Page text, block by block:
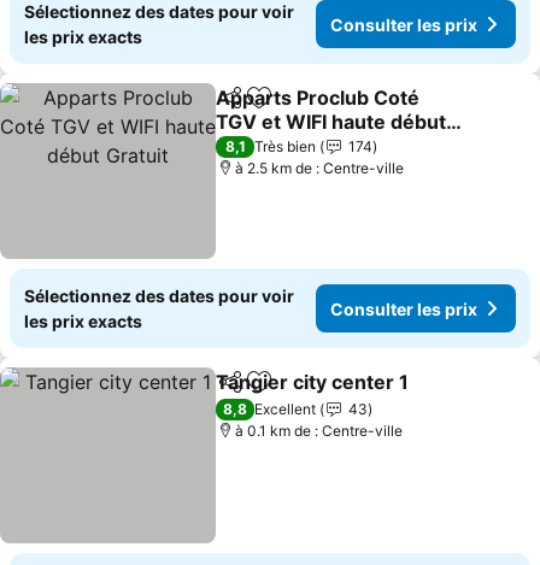
Sélectionnez des dates pour voir
les prix exacts
Consulter les prix
PartagerAjouter à mes favoris
Apparts Proclub Coté
TGV et WIFI haute début
Gratuit
Consulter les prix
8,1 Très bien
174
à 2.5 km de : Centre-ville
Sélectionnez des dates pour voir
les prix exacts
Consulter les prix
PartagerAjouter à mes favoris
Tangier city center 1
8,8 Excellent
43
à 0.1 km de : Centre-ville